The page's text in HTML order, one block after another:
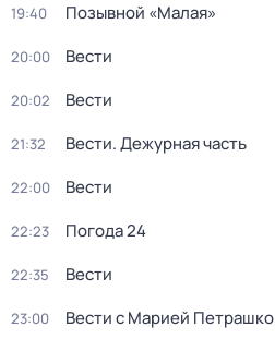
19:40 Позывной «Малая»
20:00 Вести
20:02 Вести
21:32 Вести. Дежурная часть
22:00 Вести
22:23 Погода 24
22:35 Вести
23:00 Вести с Марией Петрашко